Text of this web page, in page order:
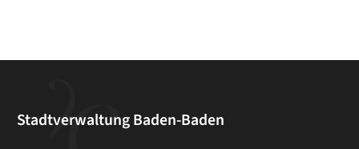
Stadtverwaltung Baden-Baden